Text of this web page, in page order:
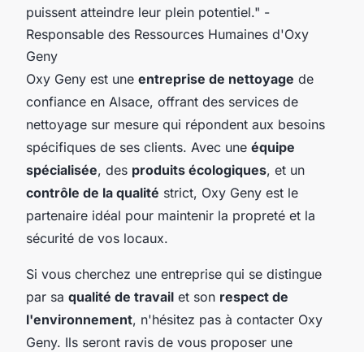
puissent atteindre leur plein potentiel." -
Responsable des Ressources Humaines d'Oxy
Geny
Oxy Geny est une entreprise de nettoyage de
confiance en Alsace, offrant des services de
nettoyage sur mesure qui répondent aux besoins
spécifiques de ses clients. Avec une équipe
spécialisée, des produits écologiques, et un
contrôle de la qualité strict, Oxy Geny est le
partenaire idéal pour maintenir la propreté et la
sécurité de vos locaux.
Si vous cherchez une entreprise qui se distingue
par sa qualité de travail et son respect de
l'environnement, n'hésitez pas à contacter Oxy
Geny. Ils seront ravis de vous proposer une